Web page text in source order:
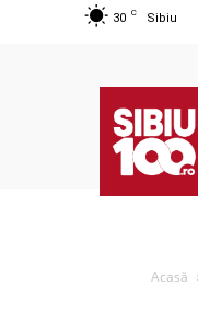
30 C Sibiu
Acasă